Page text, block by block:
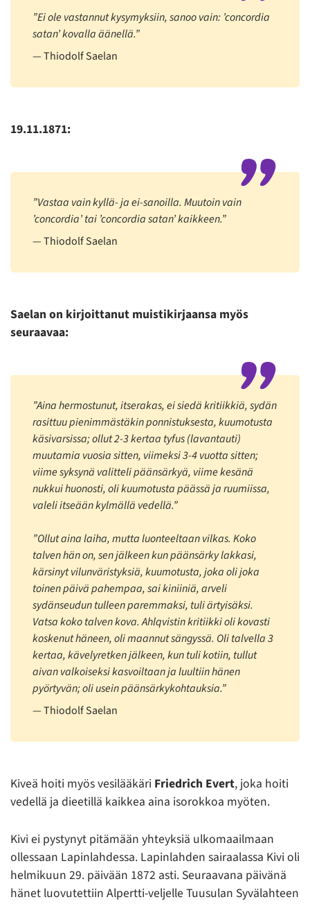
”Ei ole vastannut kysymyksiin, sanoo vain: ’concordia
satan’ kovalla äänellä.”
Thiodolf Saelan
19.11.1871:
”Vastaa vain kyllä- ja ei-sanoilla. Muutoin vain
’concordia’ tai ’concordia satan’ kaikkeen.”
Thiodolf Saelan
Saelan on kirjoittanut muistikirjaansa myös
seuraavaa:
”Aina hermostunut, itserakas, ei siedä kritiikkiä, sydän
rasittuu pienimmästäkin ponnistuksesta, kuumotusta
käsivarsissa; ollut 2-3 kertaa tyfus (lavantauti)
muutamia vuosia sitten, viimeksi 3-4 vuotta sitten;
viime syksynä valitteli päänsärkyä, viime kesänä
nukkui huonosti, oli kuumotusta päässä ja ruumiissa,
valeli itseään kylmällä vedellä.”
”Ollut aina laiha, mutta luonteeltaan vilkas. Koko
talven hän on, sen jälkeen kun päänsärky lakkasi,
kärsinyt vilunväristyksiä, kuumotusta, joka oli joka
toinen päivä pahempaa, sai kiniiniä, arveli
sydänseudun tulleen paremmaksi, tuli ärtyisäksi.
Vatsa koko talven kova. Ahlqvistin kritiikki oli kovasti
koskenut häneen, oli maannut sängyssä. Oli talvella 3
kertaa, kävelyretken jälkeen, kun tuli kotiin, tullut
aivan valkoiseksi kasvoiltaan ja luultiin hänen
pyörtyvän; oli usein päänsärkykohtauksia.”
Thiodolf Saelan
Kiveä hoiti myös vesilääkäri Friedrich Evert, joka hoiti
vedellä ja dieetillä kaikkea aina isorokkoa myöten.
Kivi ei pystynyt pitämään yhteyksiä ulkomaailmaan
ollessaan Lapinlahdessa. Lapinlahden sairaalassa Kivi oli
helmikuun 29. päivään 1872 asti. Seuraavana päivänä
hänet luovutettiin Alpertti-veljelle Tuusulan Syvälahteen